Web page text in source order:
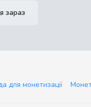
зараз
для монетизації